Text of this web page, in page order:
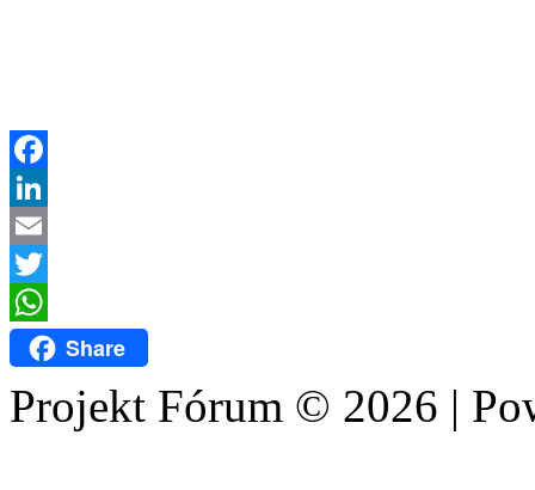
Facebook
LinkedIn
Email
Twitter
WhatsAppShare
Projekt Fórum © 2026 |